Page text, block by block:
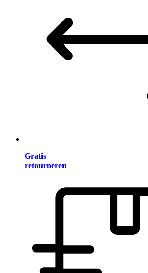
Gratis
retourneren